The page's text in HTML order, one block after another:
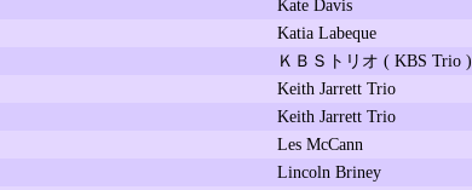
Kate Davis
Katia Labeque
ＫＢＳトリオ ( KBS Trio )
Keith Jarrett Trio
Keith Jarrett Trio
Les McCann
Lincoln Briney